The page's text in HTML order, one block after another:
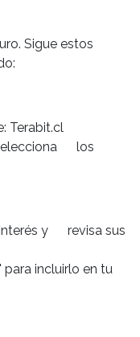
Sigue estos
Terabit.cl
los
y revisa sus
incluirlo en tu